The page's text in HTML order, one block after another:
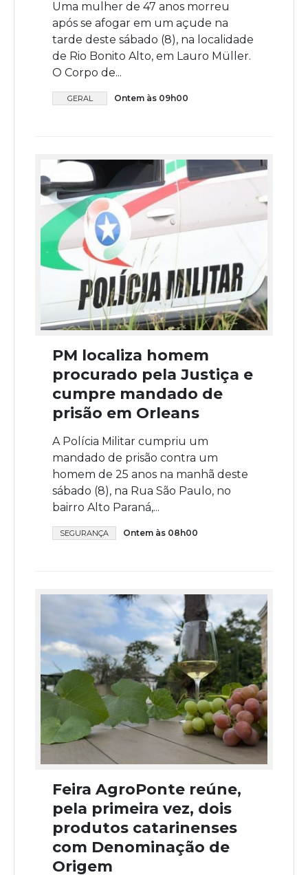
Uma mulher de 47 anos morreu
após se afogar em um açude na
tarde deste sábado (8), na localidade
de Rio Bonito Alto, em Lauro Müller.
O Corpo de...
GERAL Ontem às 09h00
PM localiza homem
procurado pela Justiça e
cumpre mandado de
prisão em Orleans
A Polícia Militar cumpriu um
mandado de prisão contra um
homem de 25 anos na manhã deste
sábado (8), na Rua São Paulo, no
bairro Alto Paraná,...
SEGURANÇA Ontem às 08h00
Feira AgroPonte reúne,
pela primeira vez, dois
produtos catarinenses
com Denominação de
Origem